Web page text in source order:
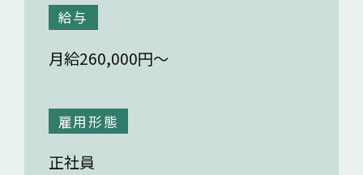
給与
月給260,000円～
雇用形態
正社員